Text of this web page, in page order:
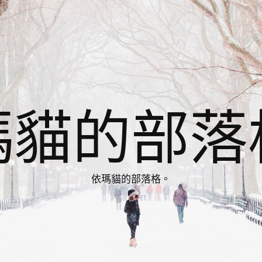
的部
依瑪貓的部落格。